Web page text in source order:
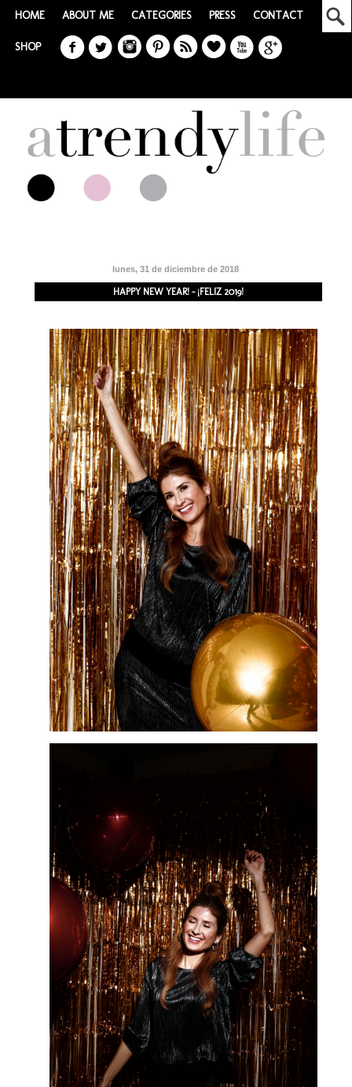
HOME ABOUT ME CATEGORIES PRESS CONTACT
SHOP
lunes, 31 de diciembre de 2018
HAPPY NEW YEAR! - ¡FELIZ 2019!